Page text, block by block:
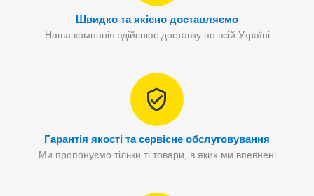
Швидко та якісно доставляємо
Наша компанія здійснює доставку по всій Україні
Гарантія якості та сервісне обслуговування
Ми пропонуємо тільки ті товари, в яких ми впевнені